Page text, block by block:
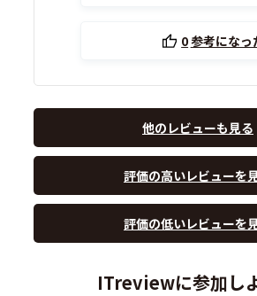
0参考になっ
他のレビューも見る
評価の高いレビューを
評価の低いレビューを
ITreviewに参加し